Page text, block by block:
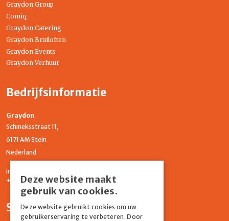
Graydon Group
Comiq
Graydon Catering
Graydon Bruiloften
Graydon Events
Graydon Verhuur
Bedrijfsinformatie
Graydon
Schineksstraat 11,
6171 AM Stein
Nederland
info@graydonevents.nl
+316 11435859
Social media
Deze website maakt
gebruik van cookies.
Deze website gebruikt cookies om uw
gebruikerservaring te verbeteren. Door